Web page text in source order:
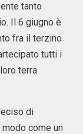
tanto
Il 6 giugno è
fra il terzino
tutti i
terra
di
come un